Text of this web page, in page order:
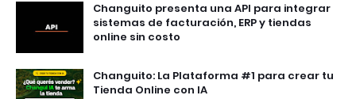
Changuito presenta una API para integrar
sistemas de facturación, ERP y tiendas
online sin costo
Changuito: La Plataforma #1 para crear tu
Tienda Online con IA